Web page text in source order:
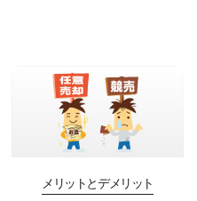
メリットとデメリット